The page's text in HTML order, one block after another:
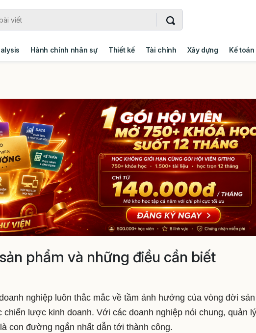
Hành chính nhân sự Thiết kế Tài chính Xây dựng Kế toán
phẩm và những điều cần biết
nghiệp luôn thắc mắc về tầm ảnh hưởng của vòng đời sản
chiến lược kinh doanh. Với các doanh nghiệp nói chung, quản
con đường ngắn nhất dẫn tới thành công.